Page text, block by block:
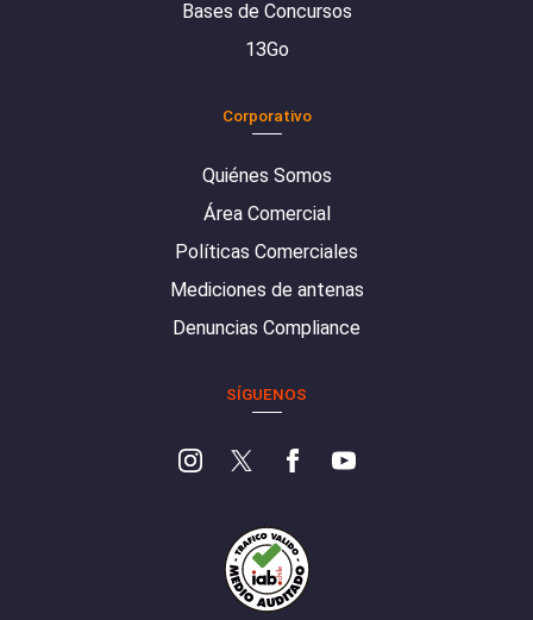
Bases de Concursos
13Go
Corporativo
Quiénes Somos
Área Comercial
Políticas Comerciales
Mediciones de antenas
Denuncias Compliance
SÍGUENOS